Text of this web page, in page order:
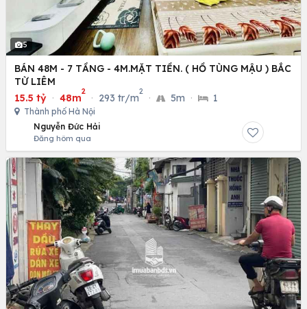
5
BÁN 48M - 7 TẦNG - 4M.MẶT TIỀN. ( HỒ TÙNG MẬU ) BẮC
TỪ LIÊM
15.5 tỷ · 48m
2
· 293 tr/m
2
· 5m · 1
Thành phố Hà Nội
Nguyễn Đức Hải
Đăng hôm qua